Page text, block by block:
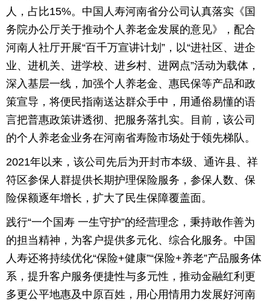
人，占比15%。中国人寿河南省分公司认真落实《国
务院办公厅关于推动个人养老金发展的意见》，配合
河南人社厅开展“百千万宣讲计划”，以“进社区、进企
业、进机关、进学校、进乡村、进网点”活动为载体，
深入基层一线，加强个人养老金、惠民保等产品和政
策宣导，将便民指南送达群众手中，用通俗易懂的语
言把普惠政策讲透彻、把服务落扎实。目前，该公司
的个人养老金业务在河南省寿险市场处于领先梯队。
2021年以来，该公司先后为开封市本级、通许县、祥
符区参保人群提供长期护理保险服务，参保人数、保
险保额逐年增长，扩大了民生保障覆盖面。
践行“一个国寿 一生守护”的经营理念，秉持敢作善为
的担当精神，为客户提供多元化、综合化服务。中国
人寿还将持续优化“保险+健康”“保险+养老”产品服务体
系，提升客户服务便捷性与多元性，推动金融红利更
多更公平地惠及中原百姓，用心用情用力发展好河南